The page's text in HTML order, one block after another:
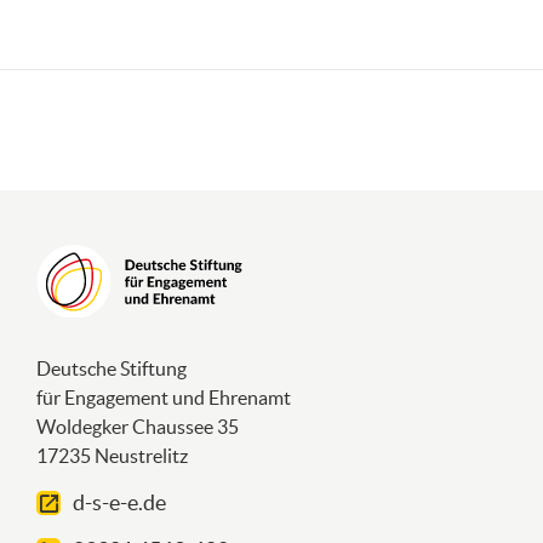
unprofessionell.
Die tägliche Arbeit des Vereins muss gut
Vereinsadresse geben, an die man sich
wenden kann, sei es beim Vorsitzenden
oder in einem Vereinsheim oder einer
Geschäftsstelle. Eine Internetseite sollte
als Visitenkarte im Internet vorhanden
sein, um den Verein zu erreichen. Dort
Deutsche Stiftung
für Engagement und Ehrenamt
Woldegker Chaussee 35
17235 Neustrelitz
d-s-e-e.de